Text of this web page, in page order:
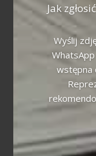
Jak
Wyślij
wstępna